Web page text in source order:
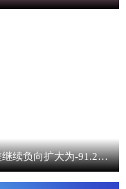
【速看料】生意社大豆油6月15日均差继续负向扩大为-91.20元/吨